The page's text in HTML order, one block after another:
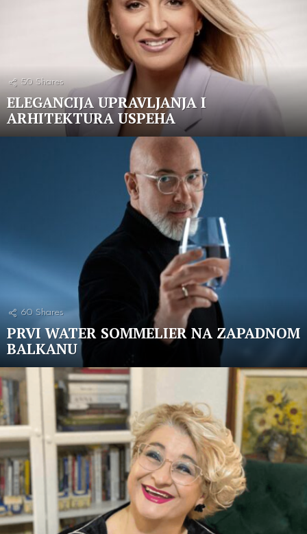
50 Shares
ELEGANCIJA UPRAVLJANJA I
ARHITEKTURA USPEHA
60 Shares
PRVI WATER SOMMELIER NA ZAPADNOM
BALKANU